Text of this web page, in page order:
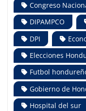
Congreso
DIPAMPCO
DPI
Elecciones
Futbol
Gobierno de
Hospital del sur